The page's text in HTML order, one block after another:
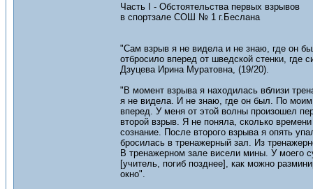
Часть I - Обстоятельства первых взрывов
в спортзале СОШ № 1 г.Беслана
"Сам взрыв я не видела и не знаю, где он
отбросило вперед от шведской стенки,
Дзуцева Ирина Муратовна, (19/20).
"В момент взрыва я находилась вблизи
я не видела. И не знаю, где он был. По
вперед. У меня от этой волны произошел
второй взрыв. Я не поняла, сколько
сознание. После второго взрыва я опять
бросилась в тренажерный зал. Из
В тренажерном зале висели мины. У моего
[учитель, погиб позднее], как можно
окно".